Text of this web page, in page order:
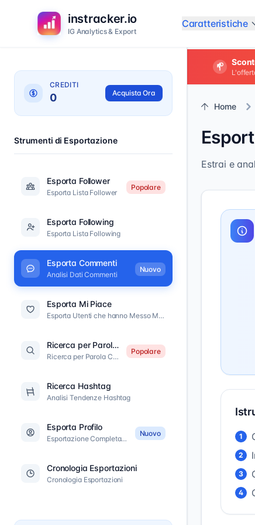
instracker.io
IG Analytics & Export
Caratteristiche
CREDITI
0 Acquista Ora
Strumenti di Esportazione
Esporta Follower
Esporta Lista Follower
Popolare
Esporta Following
Esporta Lista Following
Esporta Commenti
Analisi Dati Commenti
Nuovo
Esporta Mi Piace
Esporta Utenti che hanno Messo Mi Piace
Ricerca per Parola Chiave
Ricerca per Parola Chiave
Popolare
Ricerca Hashtag
Analisi Tendenze Hashtag
Esporta Profilo
Esportazione Completa del Profilo
Nuovo
Cronologia Esportazioni
Cronologia Esportazioni
Home
Estrai e
1
2
3
4